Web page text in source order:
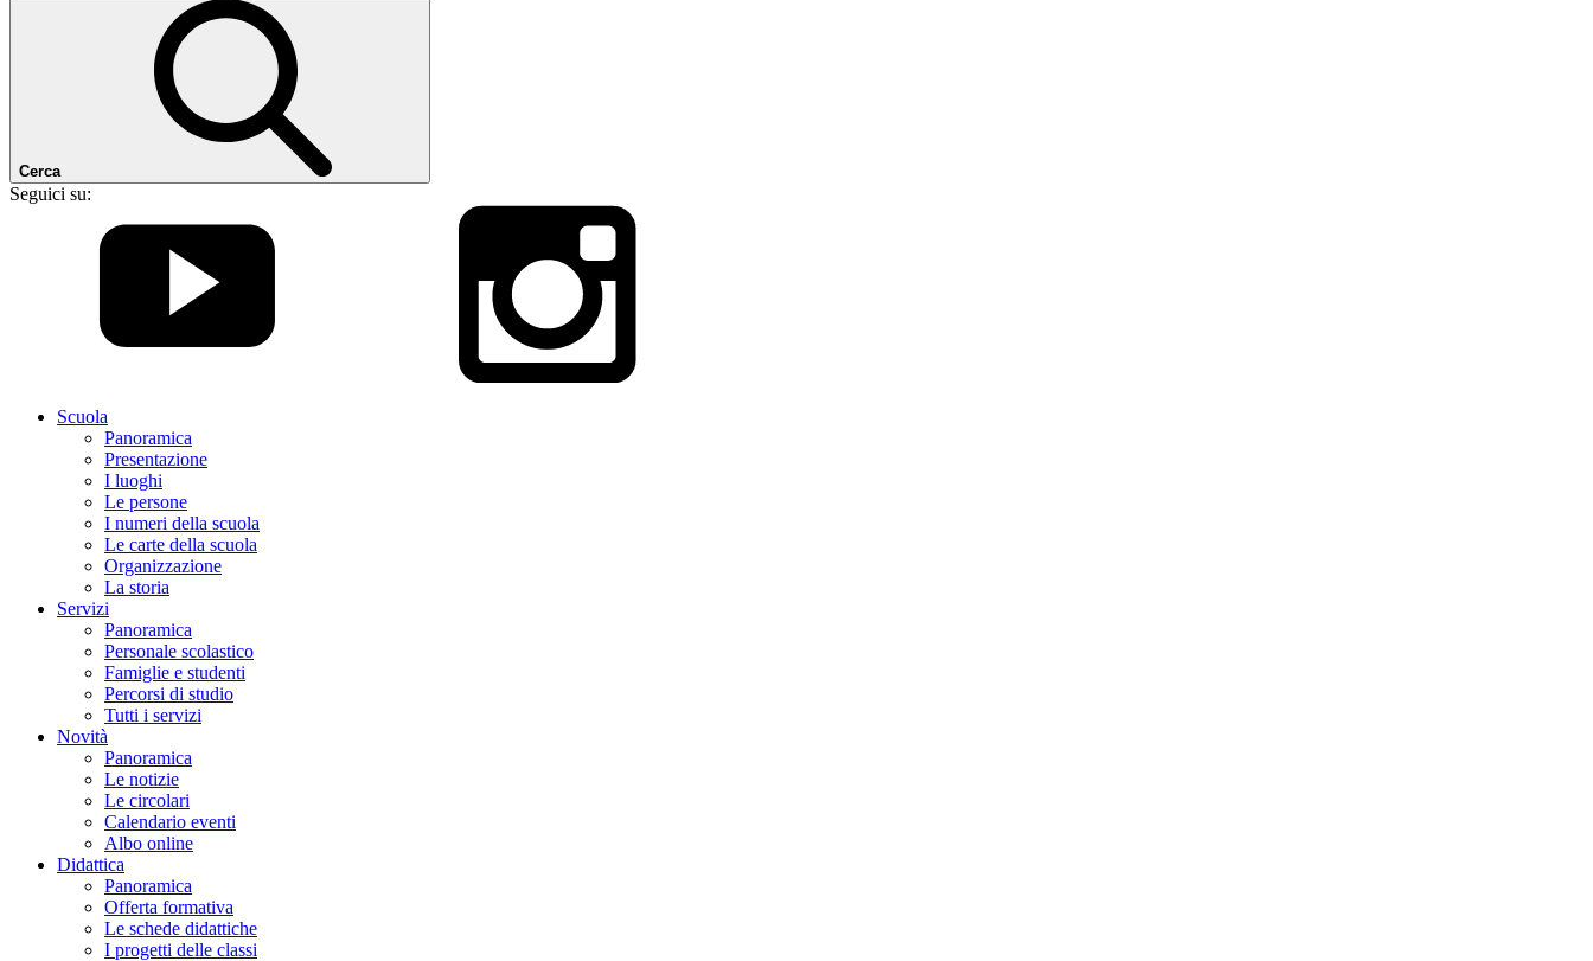
Cerca
Seguici su:
Scuola
Panoramica
Presentazione
I luoghi
Le persone
I numeri della scuola
Le carte della scuola
Organizzazione
La storia
Servizi
Panoramica
Personale scolastico
Famiglie e studenti
Percorsi di studio
Tutti i servizi
Novità
Panoramica
Le notizie
Le circolari
Calendario eventi
Albo online
Didattica
Panoramica
Offerta formativa
Le schede didattiche
I progetti delle classi